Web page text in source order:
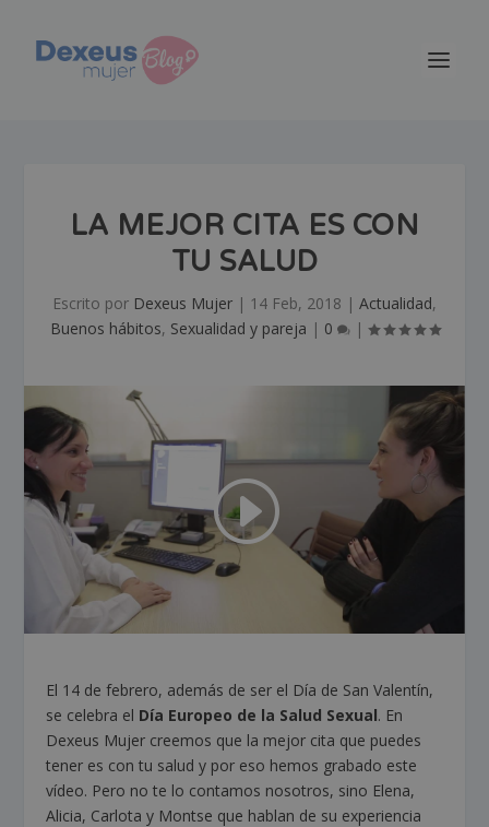
LA MEJOR CITA ES CON
TU SALUD
Escrito por Dexeus Mujer | 14 Feb, 2018 | Actualidad,
Buenos hábitos, Sexualidad y pareja | 0 |
El 14 de febrero, además de ser el Día de San Valentín,
se celebra el Día Europeo de la Salud Sexual. En
Dexeus Mujer creemos que la mejor cita que puedes
tener es con tu salud y por eso hemos grabado este
vídeo. Pero no te lo contamos nosotros, sino Elena,
Alicia, Carlota y Montse que hablan de su experiencia